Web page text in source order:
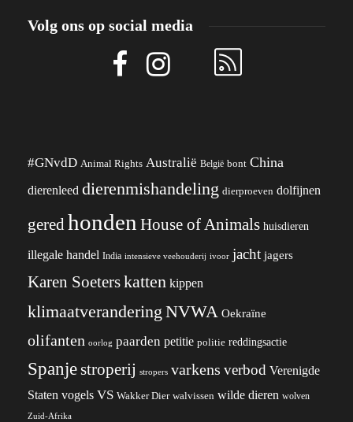
Volg ons op social media
#GNvdD Animal Rights Australië België bont China
dierenleed dierenmishandeling dierproeven dolfijnen
geredhonden House of Animals huisdieren
illegale handel India intensieve veehouderij ivoor jacht jagers
Karen Soeterskatten kippen
klimaatverandering NVWA Oekraïne
olifanten oorlog paarden petitie politie reddingsactie
Spanjestroperij stropers varkens verbod Verenigde
Staten vogels VS Wakker Dier walvissen wilde dieren wolven
Zuid-Afrika